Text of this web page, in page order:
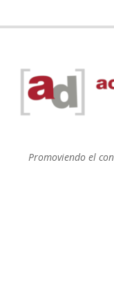
Promoviendo el